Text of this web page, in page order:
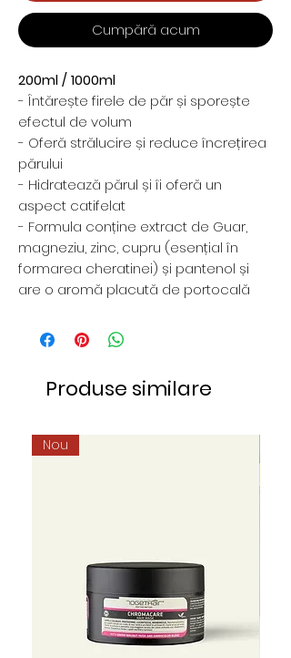
Cumpără acum
200ml / 1000ml
- Întărește firele de păr și sporește
efectul de volum
- Oferă strălucire și reduce încrețirea
părului
- Hidratează părul și îi oferă un
aspect catifelat
- Formula conține extract de Guar,
magneziu, zinc, cupru (esențial în
formarea cheratinei) și pantenol și
are o aromă placută de portocală
Produse similare
Nou